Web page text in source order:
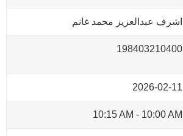
اشرف عبدالعزيز محمد غانم
198403210400
2026-02-11
10:00 AM
-
10:15 AM